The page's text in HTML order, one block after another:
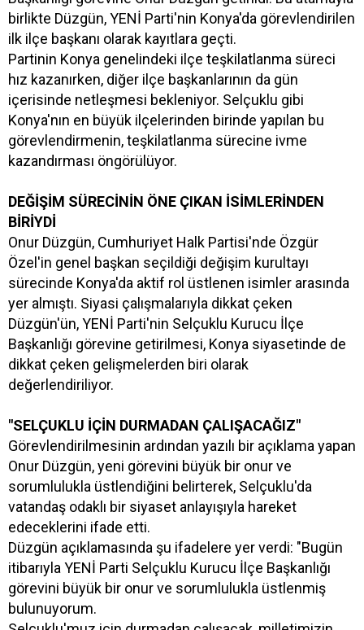
birlikte Düzgün, YENİ Parti'nin Konya'da görevlendirilen
ilk ilçe başkanı olarak kayıtlara geçti.
Partinin Konya genelindeki ilçe teşkilatlanma süreci
hız kazanırken, diğer ilçe başkanlarının da gün
içerisinde netleşmesi bekleniyor. Selçuklu gibi
Konya'nın en büyük ilçelerinden birinde yapılan bu
görevlendirmenin, teşkilatlanma sürecine ivme
kazandırması öngörülüyor.
DEĞİŞİM SÜRECİNİN ÖNE ÇIKAN İSİMLERİNDEN
BİRİYDİ
Onur Düzgün, Cumhuriyet Halk Partisi'nde Özgür
Özel'in genel başkan seçildiği değişim kurultayı
sürecinde Konya'da aktif rol üstlenen isimler arasında
yer almıştı. Siyasi çalışmalarıyla dikkat çeken
Düzgün'ün, YENİ Parti'nin Selçuklu Kurucu İlçe
Başkanlığı görevine getirilmesi, Konya siyasetinde de
dikkat çeken gelişmelerden biri olarak
değerlendiriliyor.
"SELÇUKLU İÇİN DURMADAN ÇALIŞACAĞIZ"
Görevlendirilmesinin ardından yazılı bir açıklama yapan
Onur Düzgün, yeni görevini büyük bir onur ve
sorumlulukla üstlendiğini belirterek, Selçuklu'da
vatandaş odaklı bir siyaset anlayışıyla hareket
edeceklerini ifade etti.
Düzgün açıklamasında şu ifadelere yer verdi: "Bugün
itibarıyla YENİ Parti Selçuklu Kurucu İlçe Başkanlığı
görevini büyük bir onur ve sorumlulukla üstlenmiş
bulunuyorum.